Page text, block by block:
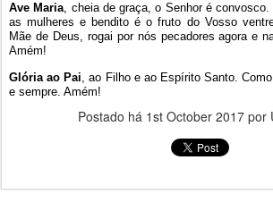
Ave Maria, cheia de graça, o Senhor é
as mulheres e bendito é o fruto do Vosso
Mãe de Deus, rogai por nós pecadores agora e
Amém!
Glória ao Pai, ao Filho e ao Espírito Santo.
e sempre. Amém!
Postado há 1st October 2017 por